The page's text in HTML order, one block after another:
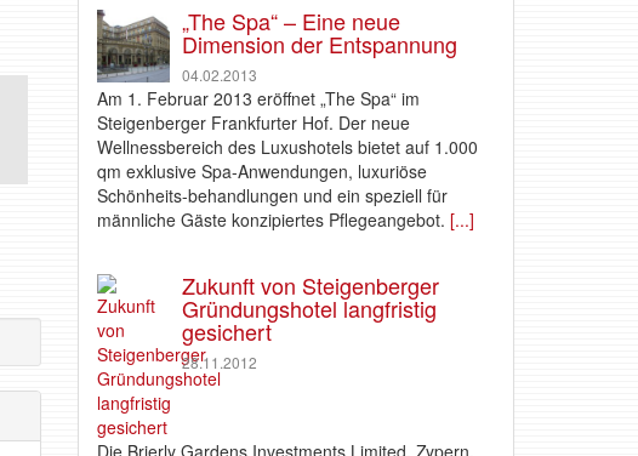
„The Spa“ – Eine neue
Dimension der Entspannung
04.02.2013
Am 1. Februar 2013 eröffnet „The Spa“ im
Steigenberger Frankfurter Hof. Der neue
Wellnessbereich des Luxushotels bietet auf 1.000
qm exklusive Spa-Anwendungen, luxuriöse
Schönheits-behandlungen und ein speziell für
männliche Gäste konzipiertes Pflegeangebot. [...]
Zukunft von Steigenberger
Gründungshotel langfristig
gesichert
28.11.2012
Die Brierly Gardens Investments Limited, Zypern,